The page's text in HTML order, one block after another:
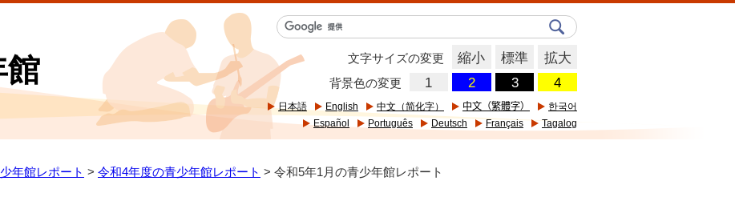
館 文字サイズの変更 縮小 標準 拡大
背景色の変更
日本語 English 中文（简化字） 中文（繁體字）
한국어
Español
Português Deutsch Français Tagalog
年館レポート > 令和4年度の青少年館レポート > 令和5年1月の青少年館レポート